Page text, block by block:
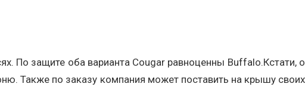
По защите оба варианта Cougar равноценны Buffalo.Кстати, о
Также по заказу компания может поставить на крышу своих